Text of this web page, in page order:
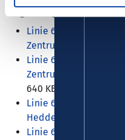
Zugehörige Dateien
Linie 61 (StadtBus):
Zentrum – NR-
Linie 62 (StadtBus):
Zentrum – NR-
640 KB
Linie 63 (StadtBus):
Heddesdorf –
Linie 64 (StadtBus):